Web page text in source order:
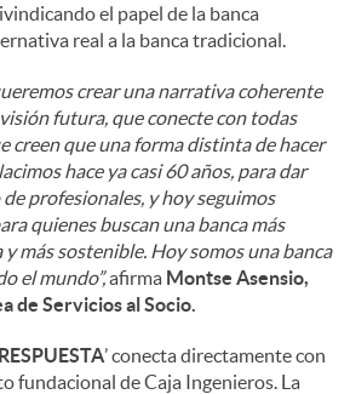
el papel de la banca
real a la banca tradicional.
crear una narrativa coherente
futura, que conecte con todas
creen que una forma distinta de hacer
hace ya casi 60 años, para dar
profesionales, y hoy seguimos
quienes buscan una banca más
y más sostenible. Hoy somos una banca
el mundo”,afirma Montse Asensio,
de Servicios al Socio.
’ conecta directamente con
fundacional de Caja Ingenieros. La